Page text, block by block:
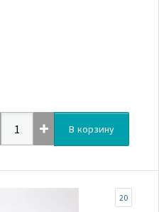
В корзину
20